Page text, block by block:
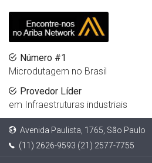
Número #1
Microdutagem no Brasil
Provedor Líder
em Infraestruturas industriais
Avenida Paulista, 1765, São Paulo
(11) 2626-9593 (21) 2577-7755